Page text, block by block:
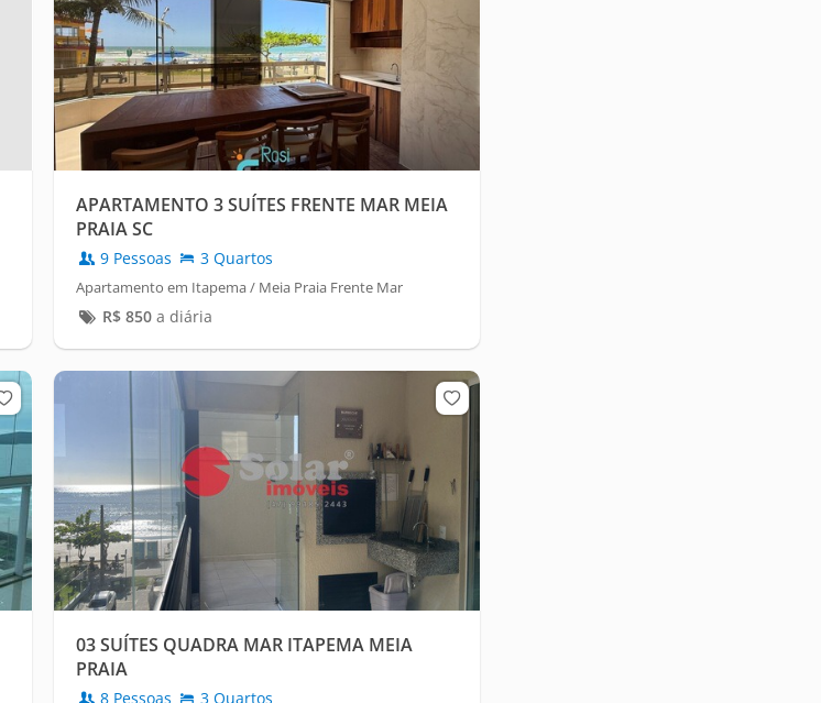
APARTAMENTO 3 SUÍTES FRENTE MAR MEIA
PRAIA SC
9 Pessoas 3 Quartos
Apartamento em Itapema / Meia Praia Frente Mar
R$ 850a diária
03 SUÍTES QUADRA MAR ITAPEMA MEIA
PRAIA
8 Pessoas 3 Quartos